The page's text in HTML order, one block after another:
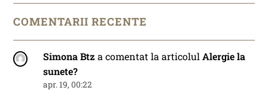
COMENTARII RECENTE
Simona Btz a comentat la articolulAlergie la
sunete?
apr. 19, 00:22